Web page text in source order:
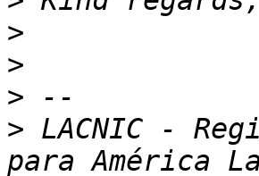
>
>
>
> LACNIC -